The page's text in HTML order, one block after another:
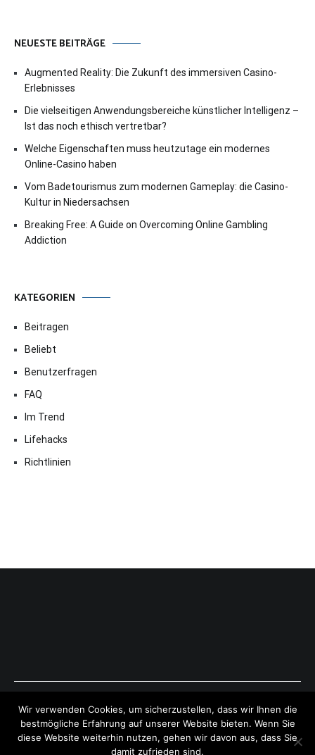
NEUESTE BEITRÄGE
Augmented Reality: Die Zukunft des immersiven Casino-
Erlebnisses
Die vielseitigen Anwendungsbereiche künstlicher Intelligenz –
Ist das noch ethisch vertretbar?
Welche Eigenschaften muss heutzutage ein modernes
Online-Casino haben
Vom Badetourismus zum modernen Gameplay: die Casino-
Kultur in Niedersachsen
Breaking Free: A Guide on Overcoming Online Gambling
Addiction
KATEGORIEN
Beitragen
Beliebt
Benutzerfragen
FAQ
Im Trend
Lifehacks
Richtlinien
Copyright © 2026ExpressAntworten.com . All rights reserved.
Theme:Cenote by ThemeGrill. Powered byWordPress .
Wir verwenden Cookies, um sicherzustellen, dass wir Ihnen die
bestmögliche Erfahrung auf unserer Website bieten. Wenn Sie
diese Website weiterhin nutzen, gehen wir davon aus, dass Sie
damit zufrieden sind.